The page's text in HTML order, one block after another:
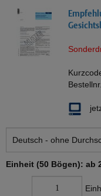
Einheit (50 Bögen): ab